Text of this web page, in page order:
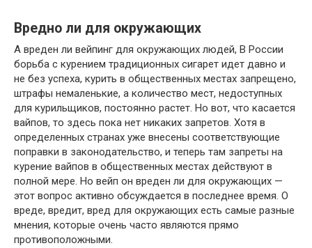
Вредно ли для окружающих
А вреден ли вейпинг для окружающих людей, В России
борьба с курением традиционных сигарет идет давно и
не без успеха, курить в общественных местах запрещено,
штрафы немаленькие, а количество мест, недоступных
для курильщиков, постоянно растет. Но вот, что касается
вайпов, то здесь пока нет никаких запретов. Хотя в
определенных странах уже внесены соответствующие
поправки в законодательство, и теперь там запреты на
курение вайпов в общественных местах действуют в
полной мере. Но вейп он вреден ли для окружающих —
этот вопрос активно обсуждается в последнее время. О
вреде, вредит, вред для окружающих есть самые разные
мнения, которые очень часто являются прямо
противоположными.